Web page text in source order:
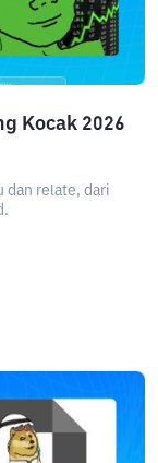
Kocak 2026
dan relate, dari